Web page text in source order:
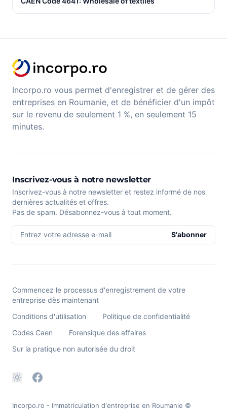
Incorpo.ro vous permet d'enregistrer et de gérer des
entreprises en Roumanie, et de bénéficier d'un impôt
sur le revenu de seulement 1 %, en seulement 15
minutes.
Inscrivez-vous à notre newsletter
Inscrivez-vous à notre newsletter et restez informé de nos
dernières actualités et offres.
Pas de spam. Désabonnez-vous à tout moment.
Entrez votre adresse e-mail S'abonner
Commencez le processus d'enregistrement de votre
entreprise dès maintenant
Conditions d'utilisation
Politique de confidentialité
Codes Caen
Forensique des affaires
Sur la pratique non autorisée du droit
Incorpo.ro - Immatriculation d'entreprise en Roumanie ©